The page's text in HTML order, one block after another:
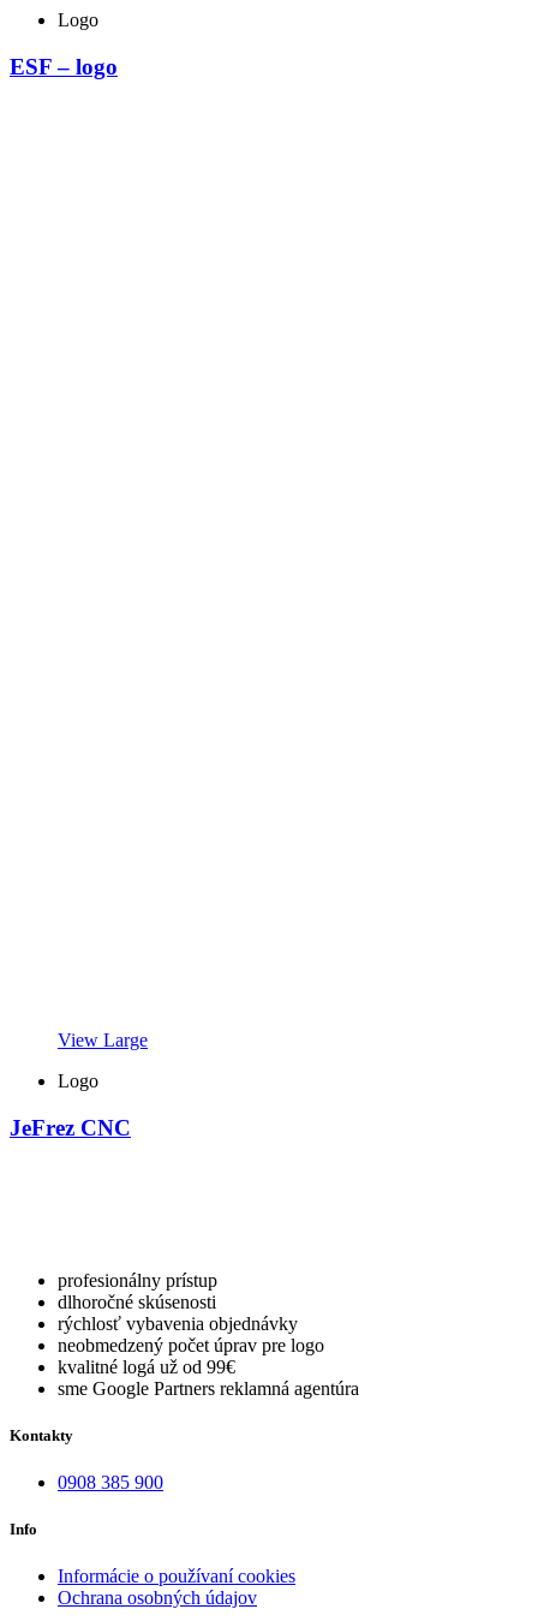
Logo
ESF – logo
View Large
Logo
JeFrez CNC
profesionálny prístup
dlhoročné skúsenosti
rýchlosť vybavenia objednávky
neobmedzený počet úprav pre logo
kvalitné logá už od 99€
sme Google Partners reklamná agentúra
Kontakty
0908 385 900
Info
Informácie o používaní cookies
Ochrana osobných údajov